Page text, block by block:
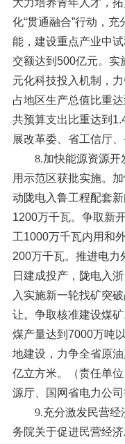
化“贯通融合”行动，
能，建设重点产业中
交额达到500亿元。实
元化科技投入机制，
占地区生产总值比重
共预算支出比重达到
展改革委、省工信厅
8.加快能源资源开
用示范区获批实施。
动陇电入鲁工程配套
1200万千瓦。争取新
工1000万千瓦内用和
200万千瓦。推进电力
日建成投产，陇电入
入实施新一轮找矿突
让。争取核准建设煤
煤产量达到7000万吨
地建设，力争全省原
亿立方米。（责任单
源厅、国网省电力公司
9.充分激发民营经
务院关于促进民营经